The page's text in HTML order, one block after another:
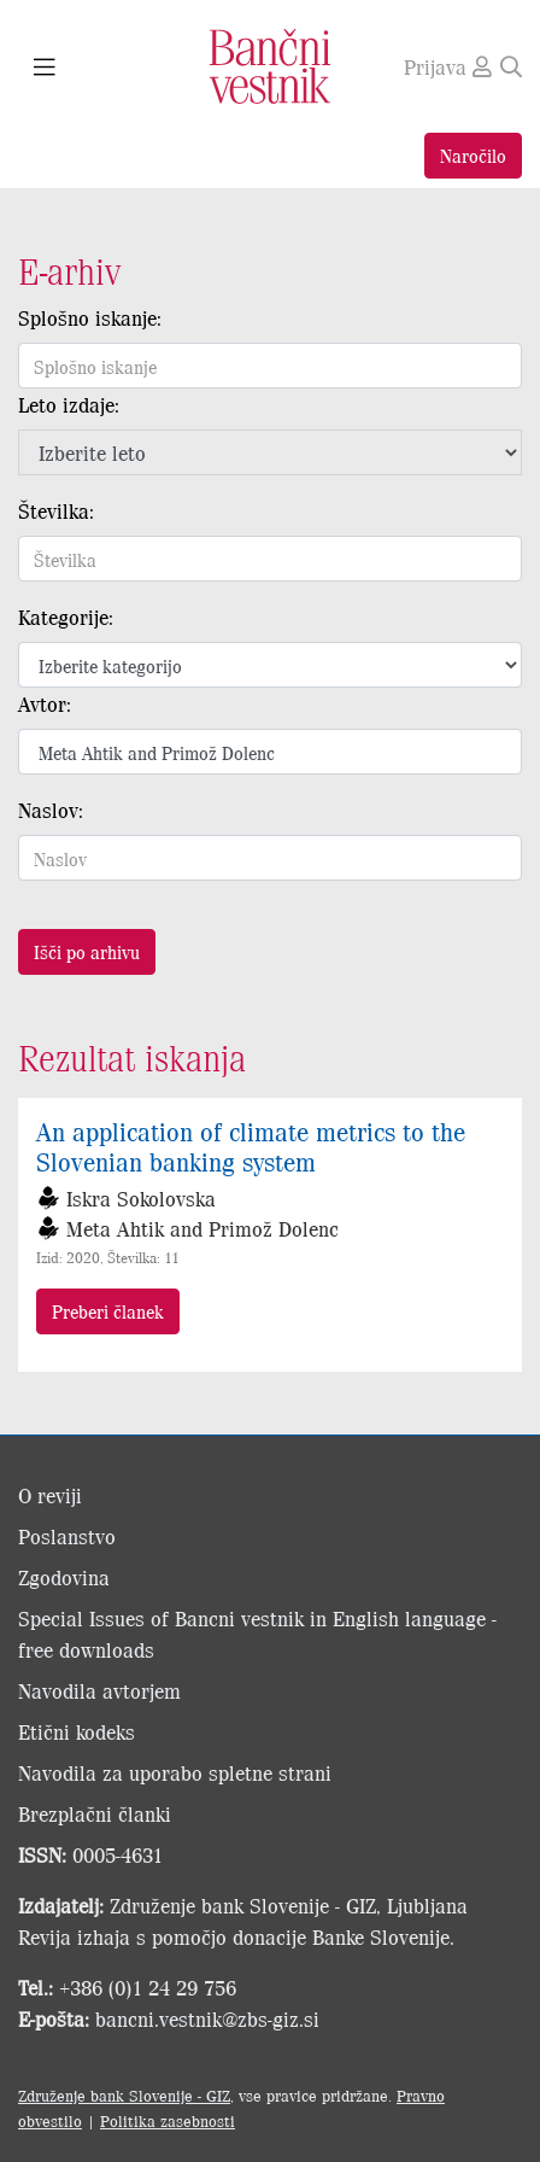
Prijava
Naročilo
E-arhiv
Splošno iskanje:
Leto izdaje:
Številka:
Kategorije:
Avtor:
Naslov:
Išči po arhivu
Rezultat iskanja
An application of climate metrics to the
Slovenian banking system
Iskra Sokolovska
Meta Ahtik and Primož Dolenc
Izid: 2020, Številka: 11
Preberi članek
O reviji
Poslanstvo
Zgodovina
Special Issues of Bancni vestnik in English language -
free downloads
Navodila avtorjem
Etični kodeks
Navodila za uporabo spletne strani
Brezplačni članki
ISSN: 0005-4631
Izdajatelj: Združenje bank Slovenije - GIZ, Ljubljana
Revija izhaja s pomočjo donacije Banke Slovenije.
Tel.: +386 (0)1 24 29 756
E-pošta: bancni.vestnik@zbs-giz.si
Združenje bank Slovenije - GIZ , vse pravice pridržane. Pravno
obvestilo | Politika zasebnosti